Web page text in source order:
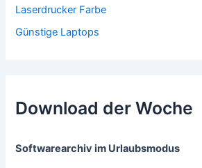
Laserdrucker Farbe
Günstige Laptops
Download der Woche
Softwarearchiv im Urlaubsmodus